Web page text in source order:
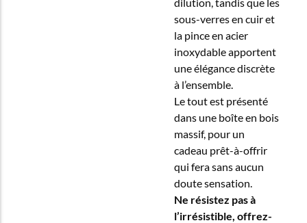
sous-verres en cuir et
la pince en acier
inoxydable apportent
une élégance discrète
à l’ensemble.
Le tout est présenté
dans une boîte en bois
massif, pour un
cadeau prêt-à-offrir
qui fera sans aucun
doute sensation.
Ne résistez pas à
l’irrésistible, offrez-